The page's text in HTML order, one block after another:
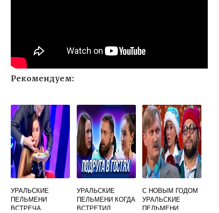
Рекомендуем:
УРАЛЬСКИЕ
ПЕЛЬМЕНИ
ВСТРЕЧА
УРАЛЬСКИЕ
ПЕЛЬМЕНИ КОГДА
ВСТРЕТИЛ
С НОВЫМ ГОДОМ
УРАЛЬСКИЕ
ПЕЛЬМЕНИ